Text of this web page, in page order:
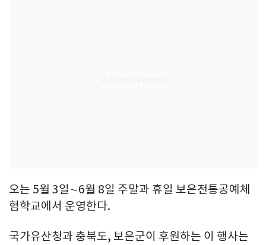
오는 5월 3일∼6월 8일 주말과 휴일 보은전통공예체
험학교에서 운영한다.
국가유산청과 충북도, 보은군이 후원하는 이 행사는